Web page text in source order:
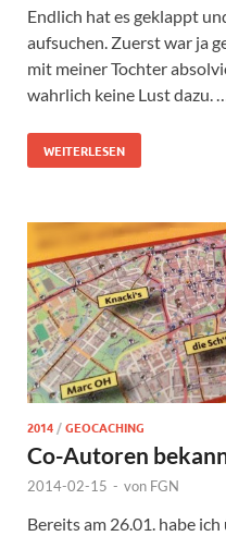
Endlich hat es geklappt
aufsuchen. Zuerst war ja
mit meiner Tochter
wahrlich keine Lust dazu.
WEITERLESEN
2014/GEOCACHING
Co-Autoren
2014-02-15 - von FGN
Bereits am 26.01. habe